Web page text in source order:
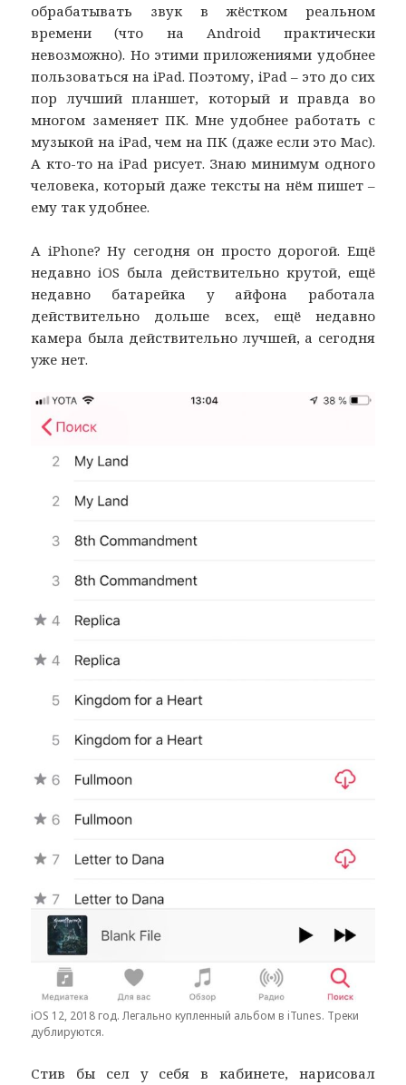
обрабатывать звук в жёстком реальном
времени (что на Android практически
невозможно). Но этими приложениями удобнее
пользоваться на iPad. Поэтому, iPad – это до сих
пор лучший планшет, который и правда во
многом заменяет ПК. Мне удобнее работать с
музыкой на iPad, чем на ПК (даже если это Mac).
А кто-то на iPad рисует. Знаю минимум одного
человека, который даже тексты на нём пишет –
ему так удобнее.
А iPhone? Ну сегодня он просто дорогой. Ещё
недавно iOS была действительно крутой, ещё
недавно батарейка у айфона работала
действительно дольше всех, ещё недавно
камера была действительно лучшей, а сегодня
уже нет.
iOS 12, 2018 год. Легально купленный альбом в iTunes. Треки
дублируются.
Стив бы сел у себя в кабинете, нарисовал